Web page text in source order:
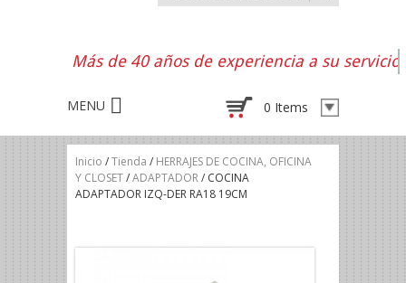
Más de 40 años de experiencia a su servicio
0 Items
Inicio /Tienda / HERRAJES DE COCINA, OFICINA
Y CLOSET/ADAPTADOR/ COCINA
ADAPTADOR IZQ-DER RA18 19CM